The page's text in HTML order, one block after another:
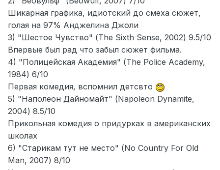
Шикарная графика, идиотский до смеха сюжет,
голая на 97% Анджелина Джоли
3) "Шестое Чувство" (The Sixth Sense, 2002) 9.5/10
Впервые был рад что забыл сюжет фильма.
4) "Полицейская Академия" (The Police Academy,
1984) 6/10
Первая комедия, вспомнил детсвто
5) "Наполеон Дайномайт" (Napoleon Dynamite,
2004) 8.5/10
Прикольная комедия о придурках в американских
школах
6) "Старикам тут не место" (No Country For Old
Man, 2007) 8/10